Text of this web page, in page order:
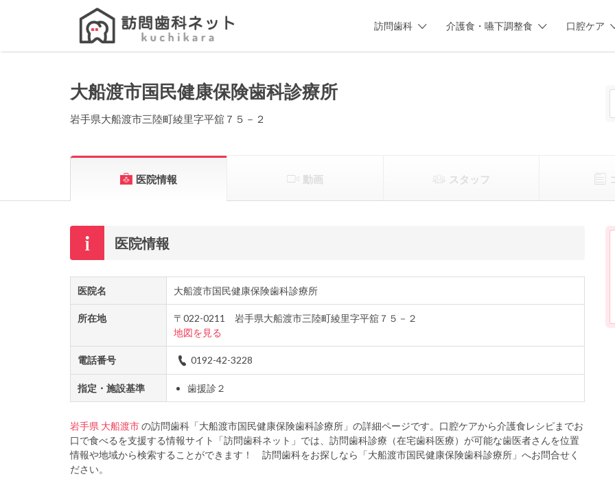
訪問歯科 介護食・嚥下調整食 口腔ケア
Search
大船渡市国民健康保険歯科診療所
岩手県大船渡市三陸町綾里字平舘７５－２
医院情報 動画 スタッフ
医院情報
医院名 大船渡市国民健康保険歯科診療所
所在地
〒022-0211 岩手県大船渡市三陸町綾里字平舘７５－２
地図を見る
電話番号 0192-42-3228
指定・施設基準 歯援診２
岩手県 大船渡市の訪問歯科「大船渡市国民健康保険歯科診療所」の詳細ページです。口腔ケアから介護食レシピまでお
口で食べるを支援する情報サイト「訪問歯科ネット」では、訪問歯科診療（在宅歯科医療）が可能な歯医者さんを位置
情報や地域から検索することができます！ 訪問歯科をお探しなら「大船渡市国民健康保険歯科診療所」へお問合せく
ださい。